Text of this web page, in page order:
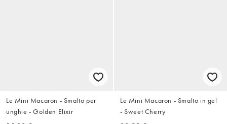
Le Mini Macaron - Smalto per
unghie - Golden Elixir
Le Mini Macaron - Smalto in gel
- Sweet Cherry